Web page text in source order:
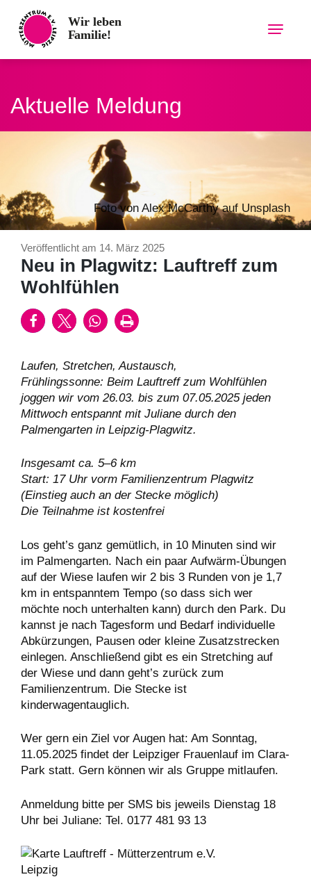
content
Aktuelle Meldung
Foto von Alex McCarthyauf Unsplash
Veröffentlicht am 14. März 2025
Neu in Plagwitz: Lauftreff zum
Wohlfühlen
Laufen, Stretchen, Austausch,
Frühlingssonne: Beim Lauftreff zum Wohlfühlen
joggen wir vom 26.03. bis zum 07.05.2025 jeden
Mittwoch entspannt mit Juliane durch den
Palmengarten in Leipzig-Plagwitz.
Insgesamt ca. 5–6 km
Start: 17 Uhr vorm Familienzentrum Plagwitz
(Einstieg auch an der Stecke möglich)
Die Teilnahme ist kostenfrei
Los geht’s ganz gemütlich, in 10 Minuten sind wir
im Palmengarten. Nach ein paar Aufwärm-Übungen
auf der Wiese laufen wir 2 bis 3 Runden von je 1,7
km in entspanntem Tempo (so dass sich wer
möchte noch unterhalten kann) durch den Park. Du
kannst je nach Tagesform und Bedarf individuelle
Abkürzungen, Pausen oder kleine Zusatzstrecken
einlegen. Anschließend gibt es ein Stretching auf
der Wiese und dann geht’s zurück zum
Familienzentrum. Die Stecke ist
kinderwagentauglich.
Wer gern ein Ziel vor Augen hat: Am Sonntag,
11.05.2025 findet der Leipziger Frauenlauf im Clara-
Park statt. Gern können wir als Gruppe mitlaufen.
Anmeldung bitte per SMS bis jeweils Dienstag 18
Uhr bei Juliane: Tel. 0177 481 93 13